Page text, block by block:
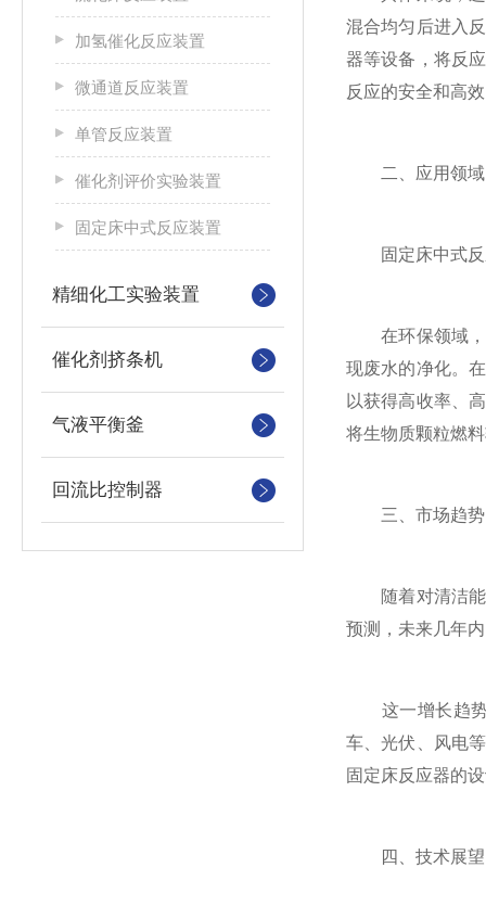
加氢催化反应装置
微通道反应装置
单管反应装置
催化剂评价实验装置
固定床中式反应装置
精细化工实验装置
催化剂挤条机
气液平衡釜
回流比控制器
混合均匀后进入
器等设备，将反
反应的安全和高
二、应用领域
固定床中式反
在环保领域，
现废水的净化。
以获得高收率、
将生物质颗粒燃
三、市场趋势
随着对清洁能
预测，未来几年
这一增长趋势
车、光伏、风电
固定床反应器的
四、技术展望